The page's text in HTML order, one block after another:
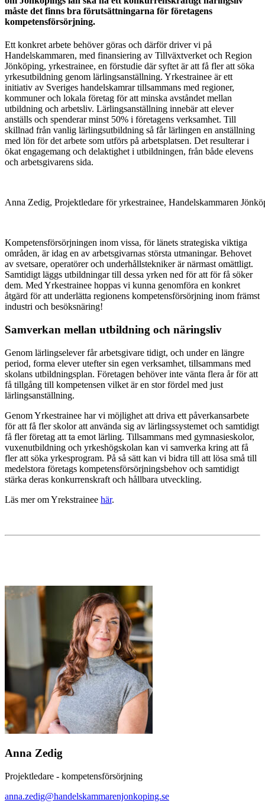
måste det finns bra förutsättningarna för företagens
kompetensförsörjning.
Ett konkret arbete behöver göras och därför driver vi på
Handelskammaren, med finansiering av Tillväxtverket och Region
Jönköping, yrkestrainee, en förstudie där syftet är att få fler att söka
yrkesutbildning genom lärlingsanställning. Yrkestrainee är ett
initiativ av Sveriges handelskamrar tillsammans med regioner,
kommuner och lokala företag för att minska avståndet mellan
utbildning och arbetsliv. Lärlingsanställning innebär att elever
anställs och spenderar minst 50% i företagens verksamhet. Till
skillnad från vanlig lärlingsutbildning så får lärlingen en anställning
med lön för det arbete som utförs på arbetsplatsen. Det resulterar i
ökat engagemang och delaktighet i utbildningen, från både elevens
och arbetsgivarens sida.
Anna Zedig, Projektledare för yrkestrainee, Handelskammaren
Kompetensförsörjningen inom vissa, för länets strategiska viktiga
områden, är idag en av arbetsgivarnas största utmaningar. Behovet
av svetsare, operatörer och underhållstekniker är närmast omättligt.
Samtidigt läggs utbildningar till dessa yrken ned för att för få söker
dem. Med Yrkestrainee hoppas vi kunna genomföra en konkret
åtgärd för att underlätta regionens kompetensförsörjning inom främst
industri och besöksnäring!
Samverkan mellan utbildning och näringsliv
Genom lärlingselever får arbetsgivare tidigt, och under en längre
period, forma elever utefter sin egen verksamhet, tillsammans med
skolans utbildningsplan. Företagen behöver inte vänta flera år för att
få tillgång till kompetensen vilket är en stor fördel med just
lärlingsanställning.
Genom Yrkestrainee har vi möjlighet att driva ett påverkansarbete
för att få fler skolor att använda sig av lärlingssystemet och samtidigt
få fler företag att ta emot lärling. Tillsammans med gymnasieskolor,
vuxenutbildning och yrkeshögskolan kan vi samverka kring att få
fler att söka yrkesprogram. På så sätt kan vi bidra till att lösa små till
medelstora företags kompetensförsörjningsbehov och samtidigt
stärka deras konkurrenskraft och hållbara utveckling.
Läs mer om Yrekstrainee här.
Anna Zedig
Projektledare - kompetensförsörjning
anna.zedig@handelskammarenjonkoping.se